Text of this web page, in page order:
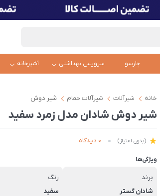
چارسو سرویس بهداشتی آشپزخانه
خانه شیرآلات شیرآلات حمام شیر دوش
شیر دوش شادان مدل زمرد سفید
(بدون امتیاز) 0 دیدگاه
ویژگی‌ها
برند
شادان گستر
رنگ
سفید